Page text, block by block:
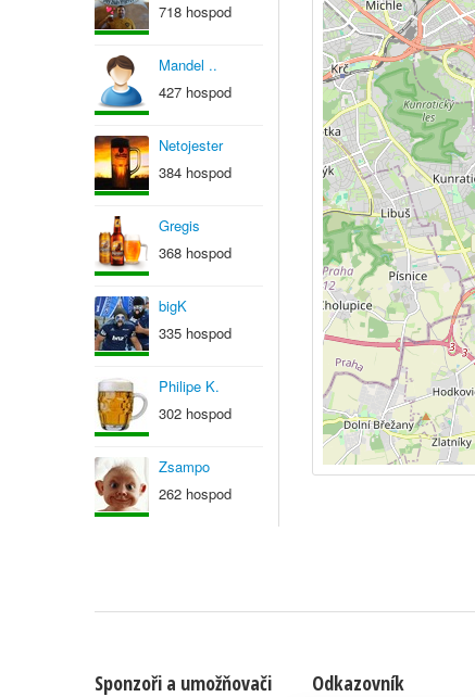
718 hospod
Mandel ..
427 hospod
Netojester
384 hospod
Gregis
368 hospod
bigK
335 hospod
Philipe K.
302 hospod
Zsampo
262 hospod
Sponzoři a umožňovači Odkazovník